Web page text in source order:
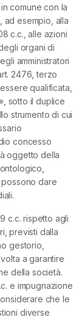
comune con la
ad esempio, alla
c.c., alle azioni
organi di
amministratori
2476, terzo
qualificata,
sotto il duplice
strumento di cui
concesso
oggetto della
dare
c.c. rispetto agli
previsti dalla
gestorio,
a garantire
della società.
e impugnazione
che le
diverse